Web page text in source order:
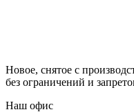
Новое, снятое с
без ограничений и
Наш офис